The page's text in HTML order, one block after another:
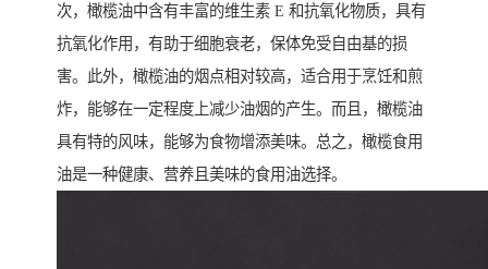
次，橄榄油中含有丰富的维生素 E 和抗氧化物质，具有
抗氧化作用，有助于细胞衰老，保体免受自由基的损
害。此外，橄榄油的烟点相对较高，适合用于烹饪和煎
炸，能够在一定程度上减少油烟的产生。而且，橄榄油
具有特的风味，能够为食物增添美味。总之，橄榄食用
油是一种健康、营养且美味的食用油选择。